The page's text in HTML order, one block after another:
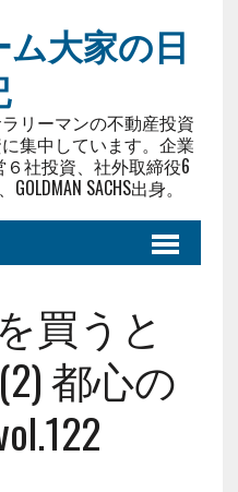
ム大家の日
リーマンの不動産投資
集中しています。企業
社投資、社外取締役6
SACHS出身。
買うと
都心の